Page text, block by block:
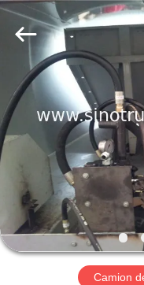
LA
MAISON
PRODUITS
À
PROPOS
SINOTRUK
INTERNATIONAL
LTD..
Reserved.
Camion